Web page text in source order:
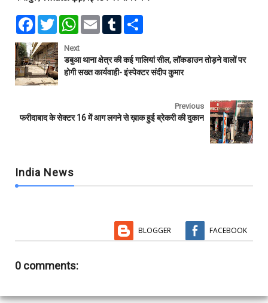
F
e
b
o
o
k
T
w
t
t
e
r
W
t
s
A
p
E
l
T
l
r
e
Next
डबुआ थाना क्षेत्र की कई गालियां सील, लॉकडाउन तोड़ने वालों पर
होगी सख्त कार्यवाही- इंस्पेक्टर संदीप कुमार
Previous
फरीदाबाद के सेक्टर 16 में आग लगने से ख़ाक हुई ब्रेकरी की दुकान
India News
BLOGGER FACEBOOK
0 comments: